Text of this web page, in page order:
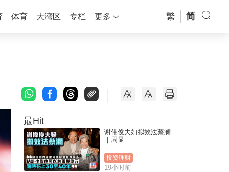
体育 大湾区 专栏 更多 繁 简
最Hit
谢伟俊夫妇拟效法蔡澜
｜周显
投资理财
19小时前